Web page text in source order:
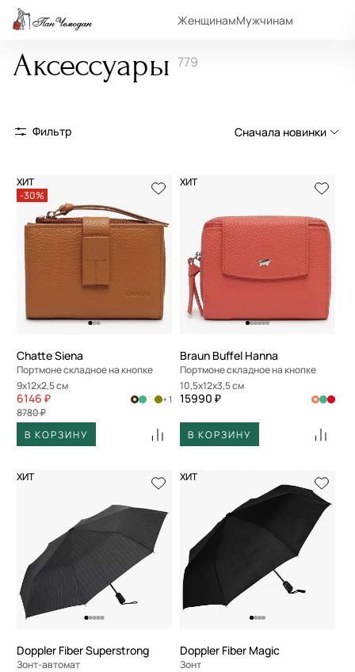
ЖенщинамМужчинам
Аксессуары 779
Фильтр Сначала новинки
По возрастанию цены
По убыванию цены
По размеру скидки
По скорости доставки
ХИТ
-30%
Chatte Siena
Портмоне складное на кнопке
9x12x2,5 см
6146 ₽
8780 ₽
+ 1
В КОРЗИНУ
ХИТ
Braun Buffel Hanna
Портмоне складное на кнопке
10,5x12x3,5 см
15990 ₽
В КОРЗИНУ
ХИТ
Doppler Fiber Superstrong
Зонт-автомат
ХИТ
Doppler Fiber Magic
Зонт